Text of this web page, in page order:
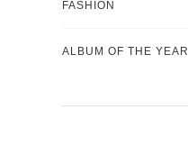
FASHION
ALBUM OF THE YEAR